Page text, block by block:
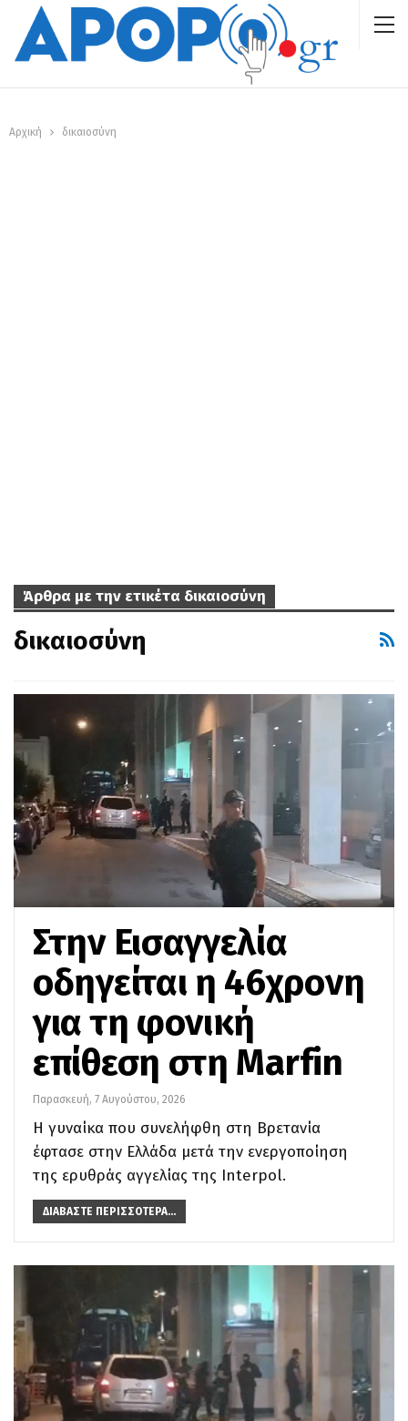
Αρχική δικαιοσύνη
Άρθρα με την ετικέτα δικαιοσύνη
δικαιοσύνη
Στην Εισαγγελία
οδηγείται η 46χρονη
για τη φονική
επίθεση στη Marfin
Παρασκευή, 7 Αυγούστου, 2026
Η γυναίκα που συνελήφθη στη Βρετανία
έφτασε στην Ελλάδα μετά την ενεργοποίηση
της ερυθράς αγγελίας της Interpol.
ΔΙΑΒΆΣΤΕ ΠΕΡΙΣΣΌΤΕΡΑ...